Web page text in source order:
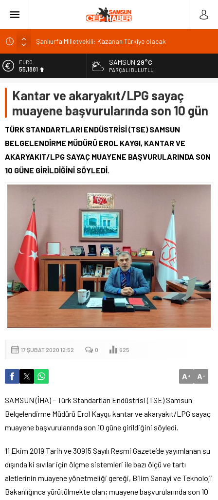
Şanlıurfa Milletvekili: Kazanan Türkiye olacak
İSDEMİR’in 2026 ilk yarı yatırımları büyük ivme kazandı
Trabzonspor’da kombine satışında rekor: 18 bin
Van’da Sahil Yolu kavşak düzenlemesi tamamlandı
EURO
55,1881
6.660,55
BİST
13.779,39
47,7111
SAMSUN 29°C
PARÇALI BULUTLU
Kantar ve akaryakıt/LPG sayaç
muayene başvurularında son 10 gün
TÜRK STANDARTLARI ENDÜSTRİSİ (TSE) SAMSUN
BELGELENDİRME MÜDÜRÜ EROL KAYGI, KANTAR VE
AKARYAKIT/LPG SAYAÇ MUAYENE BAŞVURULARINDA SON
10 GÜNE GİRİLDİĞİNİ SÖYLEDİ.
17 ŞUBAT 2020 12:52 0 625
A+ A-
SAMSUN (İHA) – Türk Standartları Endüstrisi (TSE) Samsun
Belgelendirme Müdürü Erol Kaygı, kantar ve akaryakıt/LPG sayaç
muayene başvurularında son 10 güne girildiğini söyledi.
11 Ekim 2019 Tarih ve 30915 Sayılı Resmi Gazete’de yayımlanan su
dışında ki sıvılar için ölçme sistemleri ile bazı ölçü ve tartı
aletlerinin muayene yönetmeliği gereği, Bilim Sanayi ve Teknoloji
Bakanlığınca yürütülmekte olan; muayene başvurularında son 10